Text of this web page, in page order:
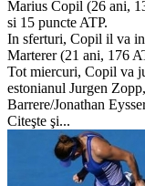
Marius Copil (26 ani,
si 15 puncte ATP.
In sferturi, Copil il va
Marterer (21 ani, 176
Tot miercuri, Copil va
estonianul Jurgen
Barrere/Jonathan
Citeşte şi...